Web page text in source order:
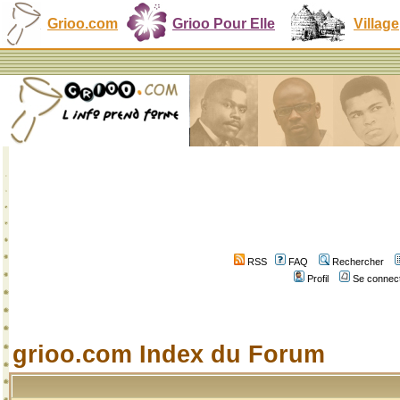
Grioo.com Grioo Pour Elle Village
RSS FAQ
Rechercher
Profil
Se
grioo.com Index du Forum